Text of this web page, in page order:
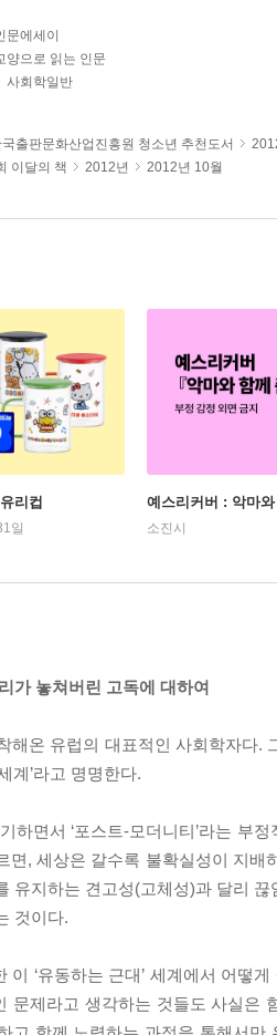
문에세이
양으로 읽는 인문
사회학일반
국출판문화산업진흥원 청소년 추천도서
이달의 책 2012년 2012년 10월
리컵
일
예스리커버 : 악마
소진시
가 놓쳐버린 고독에 대하여
해온 유럽의 대표적인 사회학자다
계’라고 명명한다.
하면서 ‘포스트-모더니티’라는 부
면, 세상은 갈수록 불확실성이 지
유지하는 견고성(고체성)과 달리
것이다.
이 ‘유동하는 근대’ 세계에서 어떻
문제라고 생각하는 것들도 사실은